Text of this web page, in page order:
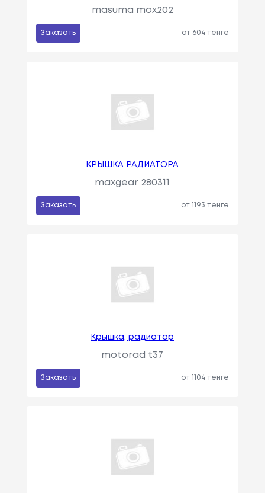
masuma mox202
Заказать от 604 тенге
КРЫШКА РАДИАТОРА
maxgear 280311
Заказать от 1193 тенге
Крышка, радиатор
motorad t37
Заказать от 1104 тенге